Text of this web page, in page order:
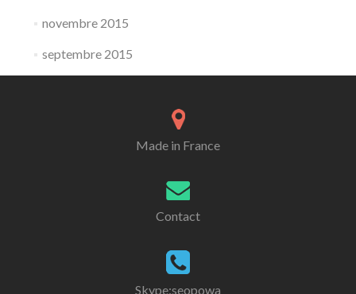
novembre 2015
septembre 2015
Made in France
Contact
Skype:seopowa